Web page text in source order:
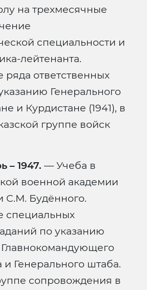
на трехмесячные
специальности и
лейтенанта.
ответственных
Генерального
и Курдистане (1941), в
группе войск
– 1947. — Учеба в
военной академии
С.М. Будённого.
специальных
по указанию
и Генерального штаба.
сопровождения в